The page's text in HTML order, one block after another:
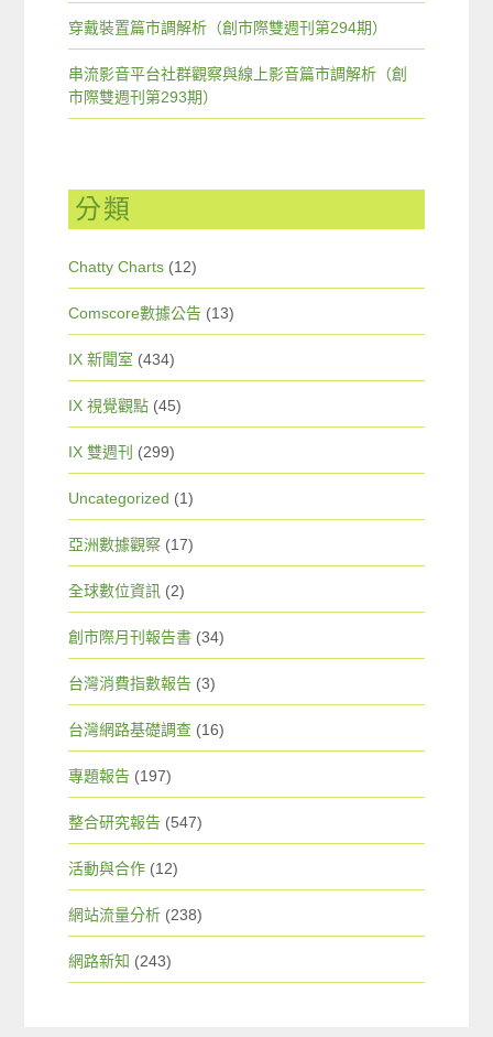
穿戴裝置篇市調解析（創市際雙週刊第294期）
串流影音平台社群觀察與線上影音篇市調解析（創
市際雙週刊第293期）
分類
Chatty Charts (12)
Comscore數據公告 (13)
IX 新聞室 (434)
IX 視覺觀點 (45)
IX 雙週刊 (299)
Uncategorized (1)
亞洲數據觀察 (17)
全球數位資訊 (2)
創市際月刊報告書 (34)
台灣消費指數報告 (3)
台灣網路基礎調查 (16)
專題報告 (197)
整合研究報告 (547)
活動與合作 (12)
網站流量分析 (238)
網路新知 (243)